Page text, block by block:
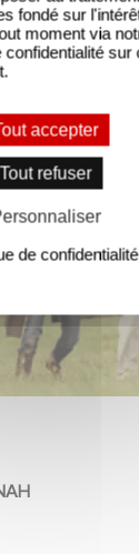
accepter
de confidentialité